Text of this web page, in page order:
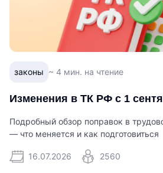
законы ~ 4 мин. на чтение
Изменения в ТК РФ с 1
Подробный обзор поправок в
— что меняется и как подготовиться
16.07.2026 2560